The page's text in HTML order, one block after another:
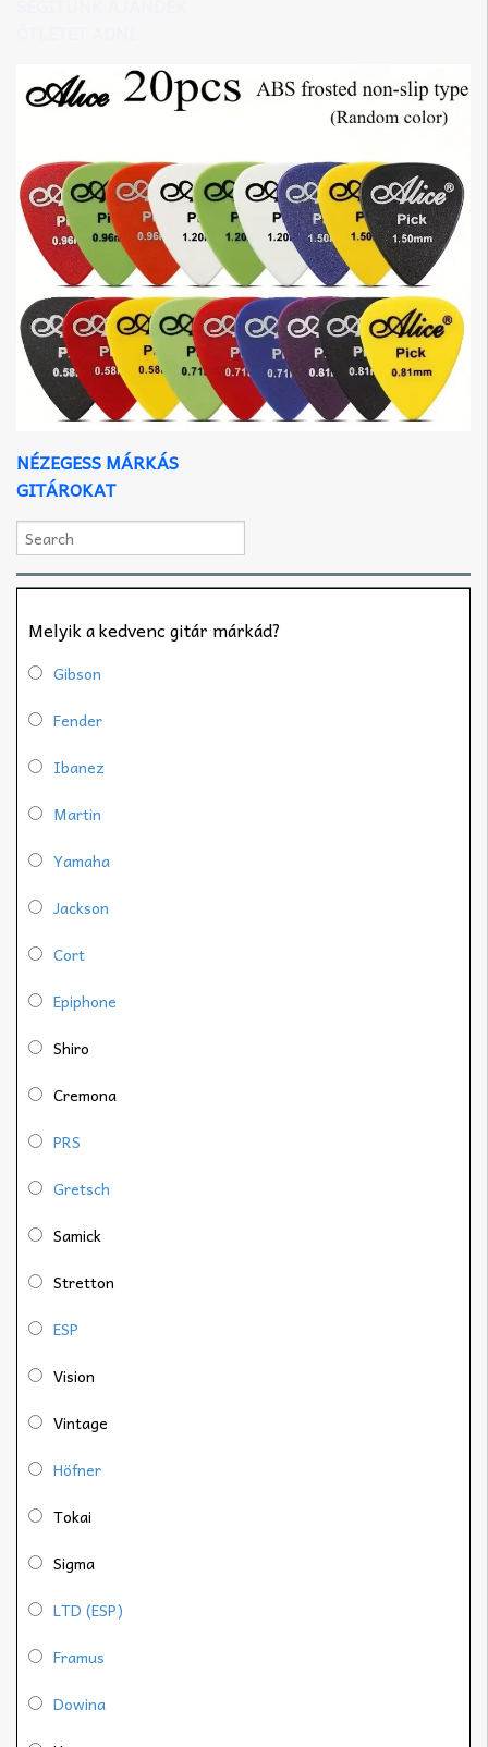
NÉZEGESS MÁRKÁS
GITÁROKAT
Melyik a kedvenc gitár márkád?
Gibson
Fender
Ibanez
Martin
Yamaha
Jackson
Cort
Epiphone
Shiro
Cremona
PRS
Gretsch
Samick
Stretton
ESP
Vision
Vintage
Höfner
Tokai
Sigma
LTD (ESP)
Framus
Dowina